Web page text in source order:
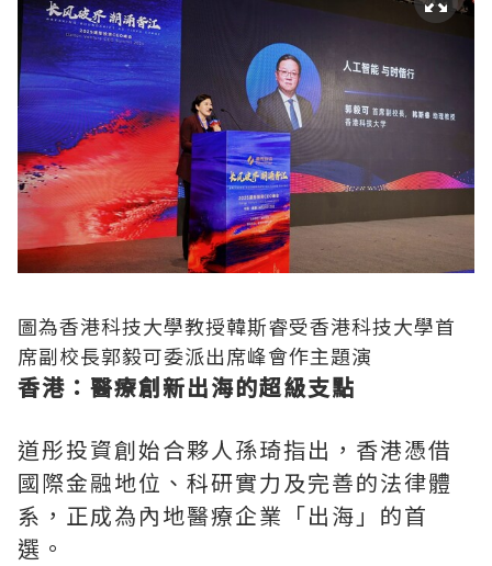
圖為香港科技大學教授韓斯睿受香港科技大學首
席副校長郭毅可委派出席峰會作主題演
香港：醫療創新出海的超級支點
道彤投資創始合夥人孫琦指出，香港憑借
國際金融地位、科研實力及完善的法律體
系，正成為內地醫療企業「出海」的首
選。